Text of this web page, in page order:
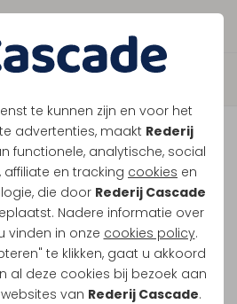
te kunnen zijn en voor het
advertenties, maakt Rederij
functionele, analytische, social
en tracking cookies en
die door Rederij Cascade
Nadere informatie over
vinden in onze cookies policy.
te klikken, gaat u akkoord
al deze cookies bij bezoek aan
van Rederij Cascade.
direct je vaartover de
waterstanden gaan
gewoon door.
onze rondvaarten